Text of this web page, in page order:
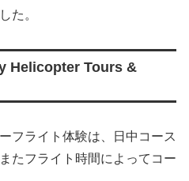
た。
Helicopter Tours &
フライト体験は、日中コース
たフライト時間によってコー